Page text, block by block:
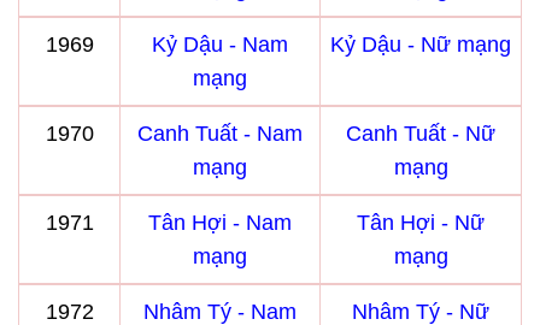
1969
Kỷ Dậu - Nam
mạng
Kỷ Dậu - Nữ mạng
1970
Canh Tuất - Nam
mạng
Canh Tuất - Nữ
mạng
1971
Tân Hợi - Nam
mạng
Tân Hợi - Nữ
mạng
1972
Nhâm Tý - Nam
Nhâm Tý - Nữ